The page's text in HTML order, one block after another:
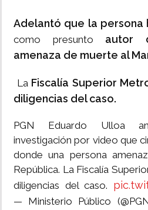
Adelantó que la persona
como presunto autor
amenaza de muerte al
La Fiscalía Superior
diligencias del caso.
PGN Eduardo Ulloa
investigación por video que
donde una persona
República. La Fiscalía
diligencias del caso.
— Ministerio Público